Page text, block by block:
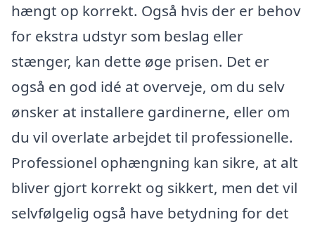
hængt op korrekt. Også hvis der er behov
for ekstra udstyr som beslag eller
stænger, kan dette øge prisen. Det er
også en god idé at overveje, om du selv
ønsker at installere gardinerne, eller om
du vil overlate arbejdet til professionelle.
Professionel ophængning kan sikre, at alt
bliver gjort korrekt og sikkert, men det vil
selvfølgelig også have betydning for det